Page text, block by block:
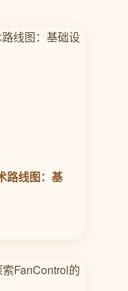
路线图：基